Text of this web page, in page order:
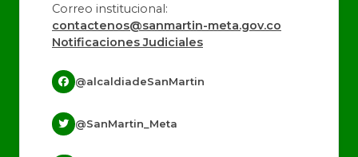
Correo institucional:
contactenos@sanmartin-meta.gov.co
Notificaciones Judiciales
@alcaldiadeSanMartin
@SanMartin_Meta